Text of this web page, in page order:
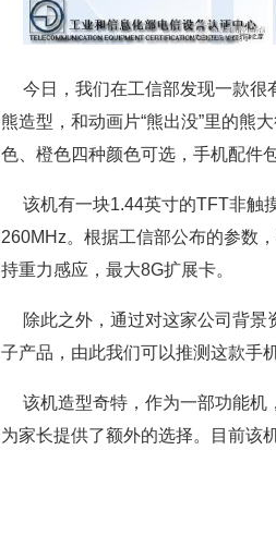
今日，我们在工信部发现一款很
熊造型，和动画片“熊出没”里的熊
色、橙色四种颜色可选，手机配件
该机有一块1.44英寸的TFT非触
260MHz。根据工信部公布的参数
持重力感应，最大8G扩展卡。
除此之外，通过对这家公司背
子产品，由此我们可以推测这款手
该机造型奇特，作为一部功能机
为家长提供了额外的选择。目前该